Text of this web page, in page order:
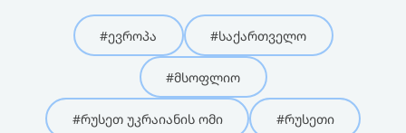
#ევროპა #საქართველო
#მსოფლიო
#რუსეთ უკრაიანის ომი #რუსეთი